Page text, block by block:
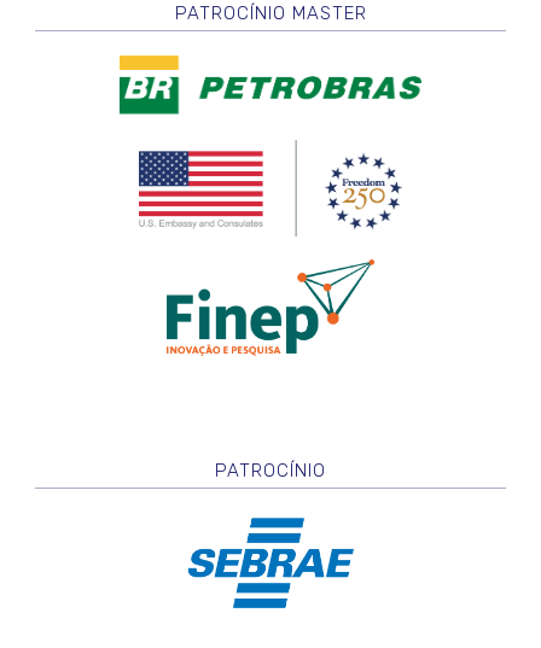
PATROCÍNIO MASTER
PATROCÍNIO